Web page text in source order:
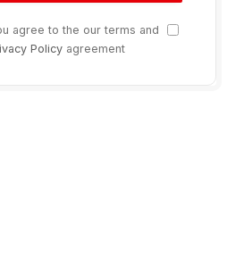
agree to the our terms and
Policyagreement.